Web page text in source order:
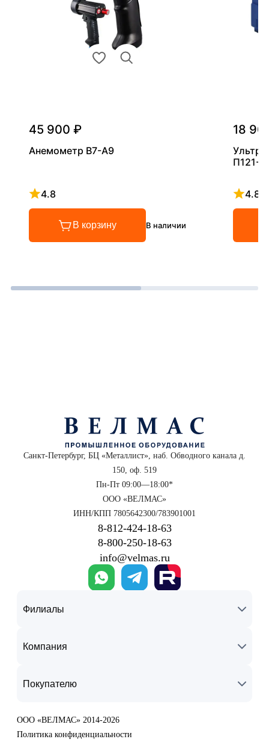
45 900 ₽
Анемометр В7-А9
4.8
Рейтинг 4.8 из 5
В корзину В наличии
18
П121-
4.8
Санкт-Петербург, БЦ «Металлист», наб. Обводного канала д.
150, оф. 519
Пн-Пт 09:00—18:00*
ООО «ВЕЛМАС»
ИНН/КПП 7805642300/783901001
8‑812‑424‑18‑63
8‑800‑250‑18‑63
info@velmas.ru
Филиалы
Компания
Покупателю
ООО «ВЕЛМАС» 2014-2026
Политика конфиденциальности